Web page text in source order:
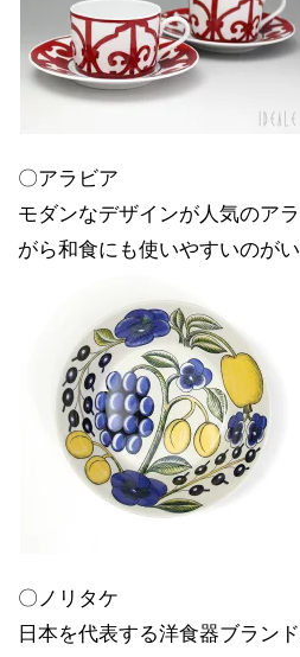
〇アラビア
モダンなデザインが人気のア
がら和食にも使いやすいのがい
〇ノリタケ
日本を代表する洋食器ブラン